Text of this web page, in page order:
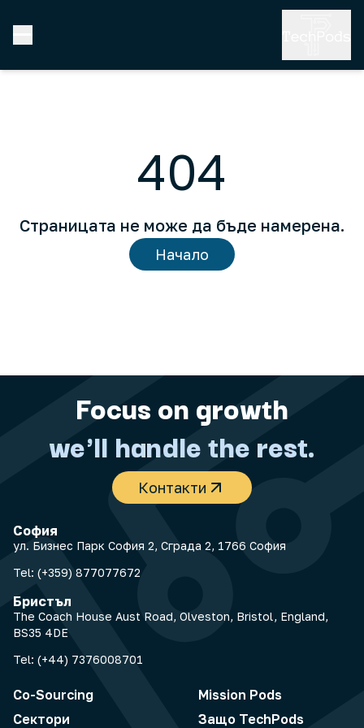
404
Страницата не може да бъде намерена.
Начало
Focus on growth
we'll handle the rest.
Контакти
София
ул. Бизнес Парк София 2, Сграда 2, 1766 София
Tel: (+359) 877077672
Бристъл
The Coach House Aust Road, Olveston, Bristol, England,
BS35 4DE
Tel: (+44) 7376008701
Co-Sourcing
Mission Pods
Сектори
Защо TechPods